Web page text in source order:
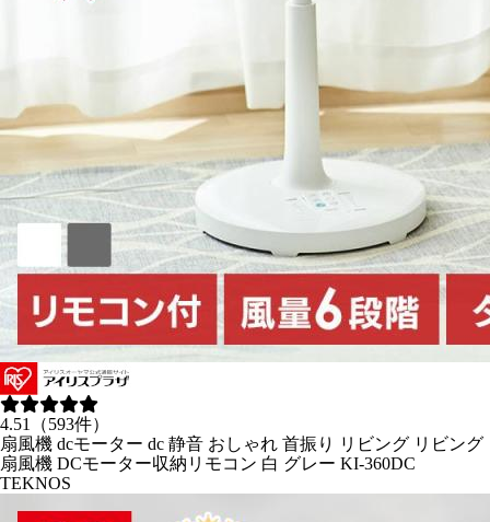
4.51（593件）
扇風機 dcモーター dc 静音 おしゃれ 首振り リビング リビング
扇風機 DCモーター収納リモコン 白 グレー KI-360DC
TEKNOS